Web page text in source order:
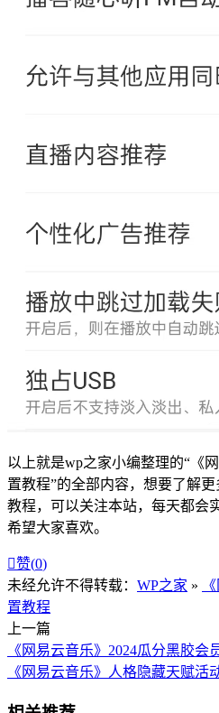
以上就是wp之家小编整理的“《
置教程”的全部内容，想要了解
教程，可以关注本站，每天都会
希望大家喜欢。
赞(0)
未经允许不得转载： WP之家 »
置教程
上一篇
《网易云音乐》2024瓜分黑胶会
《网易云音乐》人格隐藏天赋活